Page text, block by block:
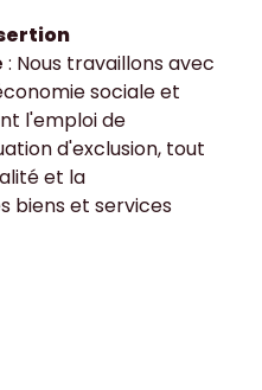
: Nous travaillons avec
sociale et
l'emploi de
d'exclusion, tout
et la
biens et services